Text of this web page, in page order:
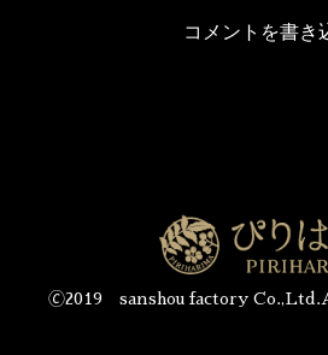
コメントを書き
🄫2019 sanshou factory